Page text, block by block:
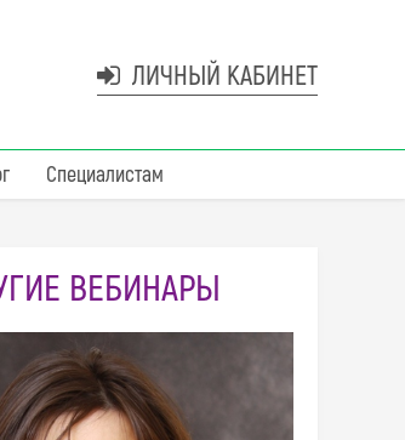
ЛИЧНЫЙ КАБИНЕТ
Специалистам
ВЕБИНАРЫ